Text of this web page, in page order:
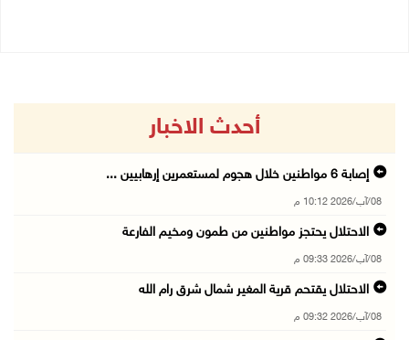
أحدث الاخبار
إصابة 6 مواطنين خلال هجوم لمستعمرين إرهابيين ...
08/آب/2026 10:12 م
الاحتلال يحتجز مواطنين من طمون ومخيم الفارعة
08/آب/2026 09:33 م
الاحتلال يقتحم قرية المغير شمال شرق رام الله
08/آب/2026 09:32 م